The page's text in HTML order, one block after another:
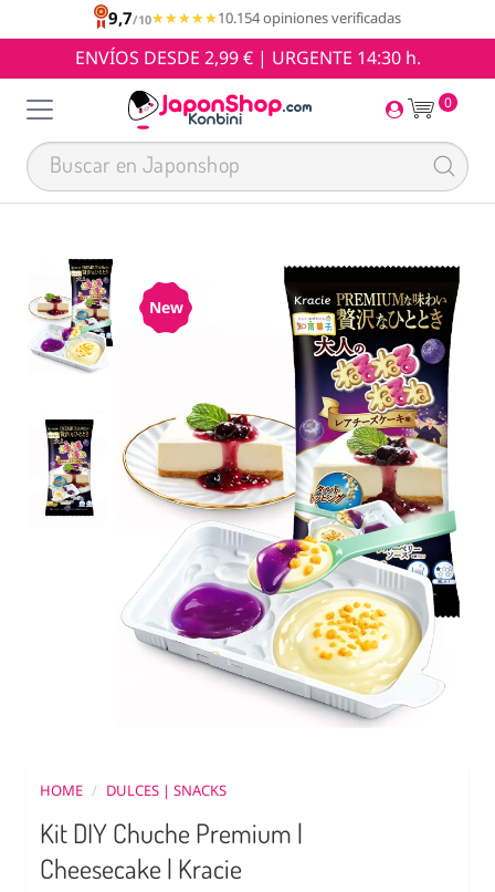
9,7/10★★★★★
★★★★★10.154 opiniones verificadas
ENVÍOS DESDE 2,99 € | URGENTE 14:30 h.
0
New
HOME / DULCES | SNACKS
Kit DIY Chuche Premium |
Cheesecake | Kracie